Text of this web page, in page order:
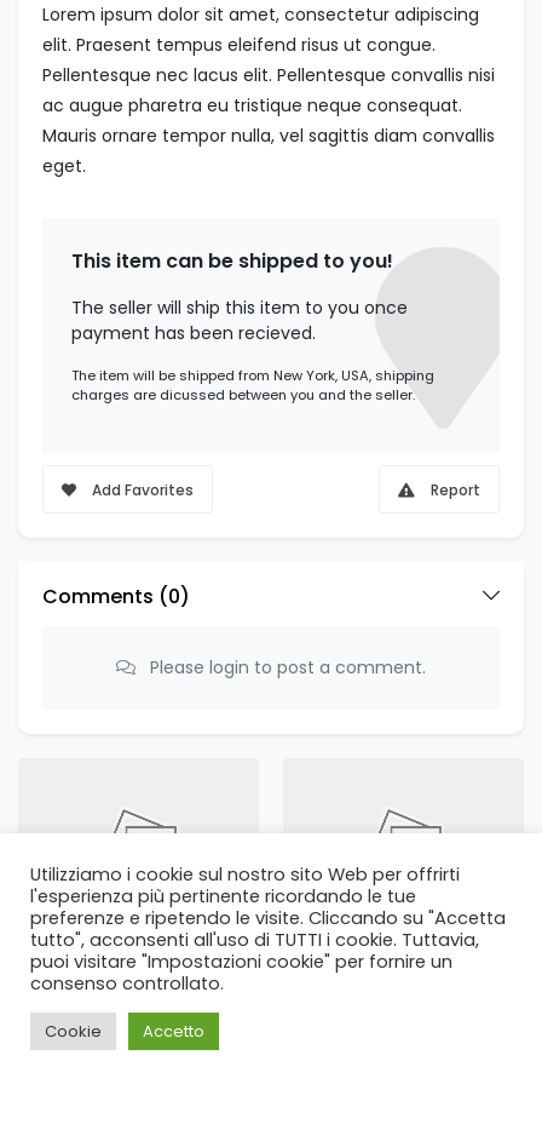
Lorem ipsum dolor sit amet, consectetur adipiscing
elit. Praesent tempus eleifend risus ut congue.
Pellentesque nec lacus elit. Pellentesque convallis nisi
ac augue pharetra eu tristique neque consequat.
Mauris ornare tempor nulla, vel sagittis diam convallis
eget.
This item can be shipped to you!
The seller will ship this item to you once
payment has been recieved.
The item will be shipped from New York, USA, shipping
charges are dicussed between you and the seller.
Add Favorites Report
Comments (0)
Please login to post a comment.
Example Ad 19
$4,277
Example Ad 18
$8,526
Utilizziamo i cookie sul nostro sito Web per offrirti
l'esperienza più pertinente ricordando le tue
preferenze e ripetendo le visite. Cliccando su "Accetta
tutto", acconsenti all'uso di TUTTI i cookie. Tuttavia,
puoi visitare "Impostazioni cookie" per fornire un
consenso controllato.
Cookie Accetto